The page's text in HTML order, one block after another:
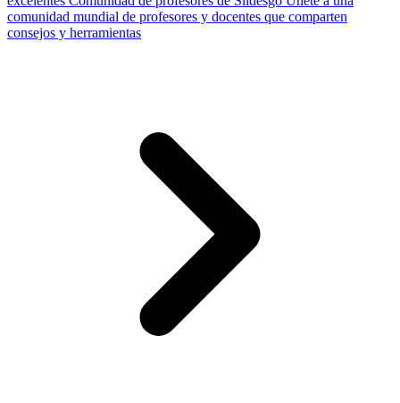
comunidad mundial de profesores y docentes que comparten
consejos y herramientas